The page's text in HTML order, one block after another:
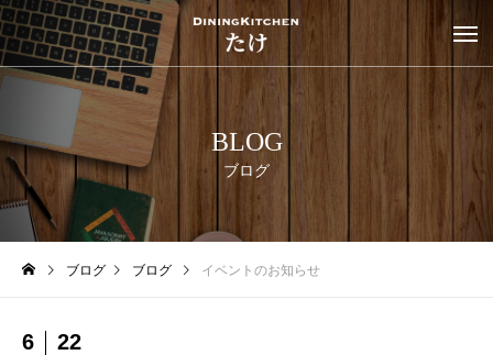
BLOG
ブログ
ブログ ブログ イベントのお知らせ
6 22